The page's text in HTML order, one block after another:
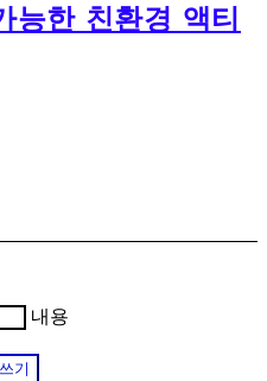
한 친환경 액티
내용
기